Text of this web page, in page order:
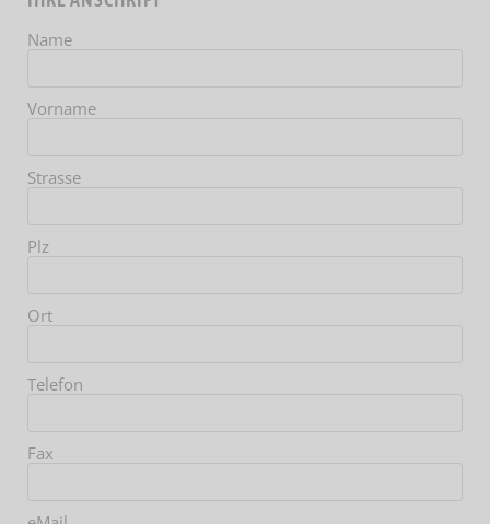
Name
Vorname
Strasse
Plz
Ort
Telefon
Fax